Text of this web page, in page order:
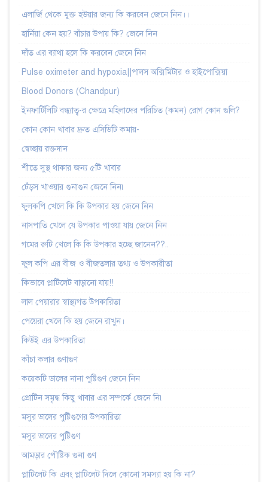
এলার্জি থেকে মুক্ত হউয়ার জন্য কি করবেন জেনে নিন।।
হার্নিয়া কেন হয়? বাঁচার উপায় কি? জেনে নিন
দাঁত এর ব্যাথা হলে কি করবেন জেনে নিন
Pulse oximeter and hypoxia||পালস অক্সিমিটার ও হাইপোক্সিয়া
Blood Donors (Chandpur)
ইনফার্টিলিটি বন্ধ্যাত্ব-র ক্ষেত্রে মহিলাদের পরিচিত (কমন) রোগ কোন গুলি?
কোন কোন খাবার দ্রুত এসিডিটি কমায়-
স্বেচ্ছায় রক্তদান
শীতে সুস্থ থাকার জন্য ৫টি খাবার
ঢেঁড়স খাওয়ার গুনাগুন জেনে নিন৷
ফুলকপি খেলে কি কি উপকার হয় জেনে নিন
নাসপাতি খেলে যে উপকার পাওয়া যায় জেনে নিন
গমের রুটি খেলে কি কি উপকার হচ্ছে জানেন??..
ফুল কপি এর বীজ ও বীজতলার তথ্য ও উপকারীতা
কিভাবে প্লাটিলেট বাড়ানো যায়!!
লাল পেয়ারার স্বাস্থ্যগত উপকারিতা
পেয়েরা খেলে কি হয় জেনে রাখুন।
কিউই এর উপকারিতা
কাঁচা কলার গুণাগুণ
কয়েকটি ডালের নানা পুষ্টিগুণ জেনে নিন
প্রোটিন সমৃদ্ধ কিছু খাবার এর সম্পর্কে জেনে নি৷
মসুর ডালের পুষ্টিগুণের উপকারিতা
মসুর ডালের পুষ্টিগুণ
আমড়ার পৌষ্টিক গুনা গুণ
প্লাটিলেট কি এবং প্লাটিলেট দিলে কোনো সমস্যা হয় কি না?